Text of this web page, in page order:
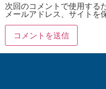
次回のコメントで使用する
メールアドレス、サイトを